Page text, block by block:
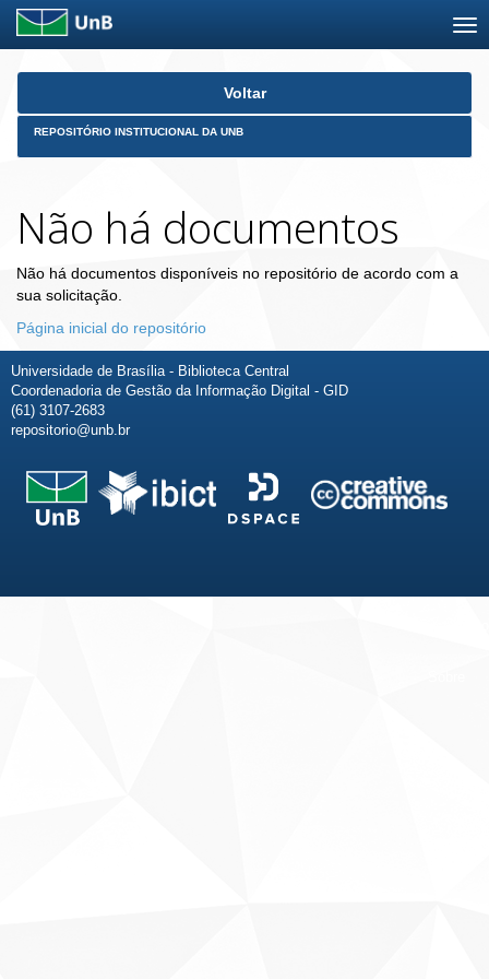
Skip
Voltar
REPOSITÓRIO INSTITUCIONAL DA UNB
Não há documentos
Não há documentos disponíveis no repositório de acordo com a
sua solicitação.
Página inicial do repositório
Universidade de Brasília - Biblioteca Central
Coordenadoria de Gestão da Informação Digital - GID
(61) 3107-2683
repositorio@unb.br